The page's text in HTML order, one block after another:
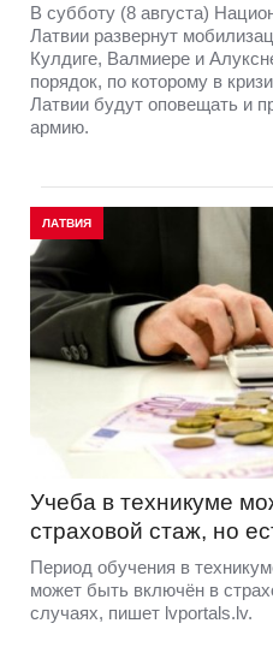
В субботу (8 августа)
Латвии развернут
Кулдиге, Валмиере и
порядок, по которому в
Латвии будут оповещать и
армию.
ЛАТВИЯ
Учеба в техникуме
страховой стаж, но
Период обучения в
может быть включён в
случаях, пишет lvportals.lv.